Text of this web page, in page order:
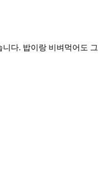
다. 밥이랑 비벼먹어도 그